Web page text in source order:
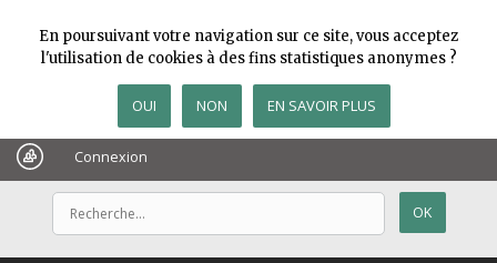
Connexion
En poursuivant votre navigation sur ce site, vous acceptez
l'utilisation de cookies à des fins statistiques anonymes ?
OUI NON EN SAVOIR PLUS